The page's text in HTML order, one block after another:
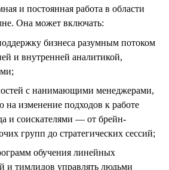
и постоянная работа в области
Она может включать:
бизнеса разумным потоком
и внутренней аналитикой,
с нанимающими менеджерами,
на изменение подходов к работе
и соискателями — от брейн-
групп до стратегических сессий;
обучения линейных
и тимлидов управлять людьми